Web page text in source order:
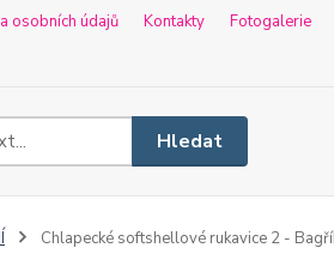
osobních údajů Kontakty Fotogalerie
Hledat
Chlapecké softshellové rukavice 2 -